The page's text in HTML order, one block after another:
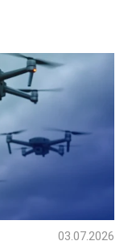
03.07.2026